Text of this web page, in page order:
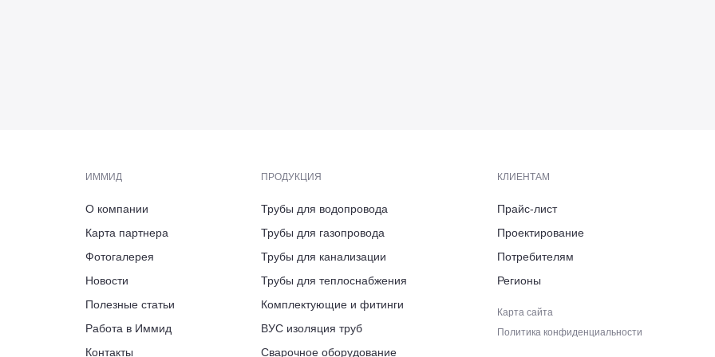
ppu@immid.ru
ЭЛЕКТРОННАЯ ПОЧТА
ПН-ПТ 8:00-17:00
ВРЕМЯ РАБОТЫ
индустриальный парк «Ворсино», 8-й Восточный
проезд
+7 (812) 244-16-14
ТЕЛЕФОН ПРИЁМНОЙ/ФАКС
литера Б.,
ВРЕМЯ РАБОТЫ
12, пом. 2206,
Федерация
АДРЕС ПРЕДСТАВИТЕЛЬСТВА
Прайс-лист
Проектирование
Потребителям
Регионы
Карта сайта
Политика конфиденциальности
КЛИЕНТАМ
ПРОДУКЦИЯ
Трубы для водопровода
Трубы для газопровода
Трубы для канализации
Трубы для теплоснабжения
Комплектующие и фитинги
ВУС изоляция труб
Сварочное оборудование
О компании
Контакты
ИММИД
Карта партнера
Новости
Полезные статьи
Работа в Иммид
Фотогалерея